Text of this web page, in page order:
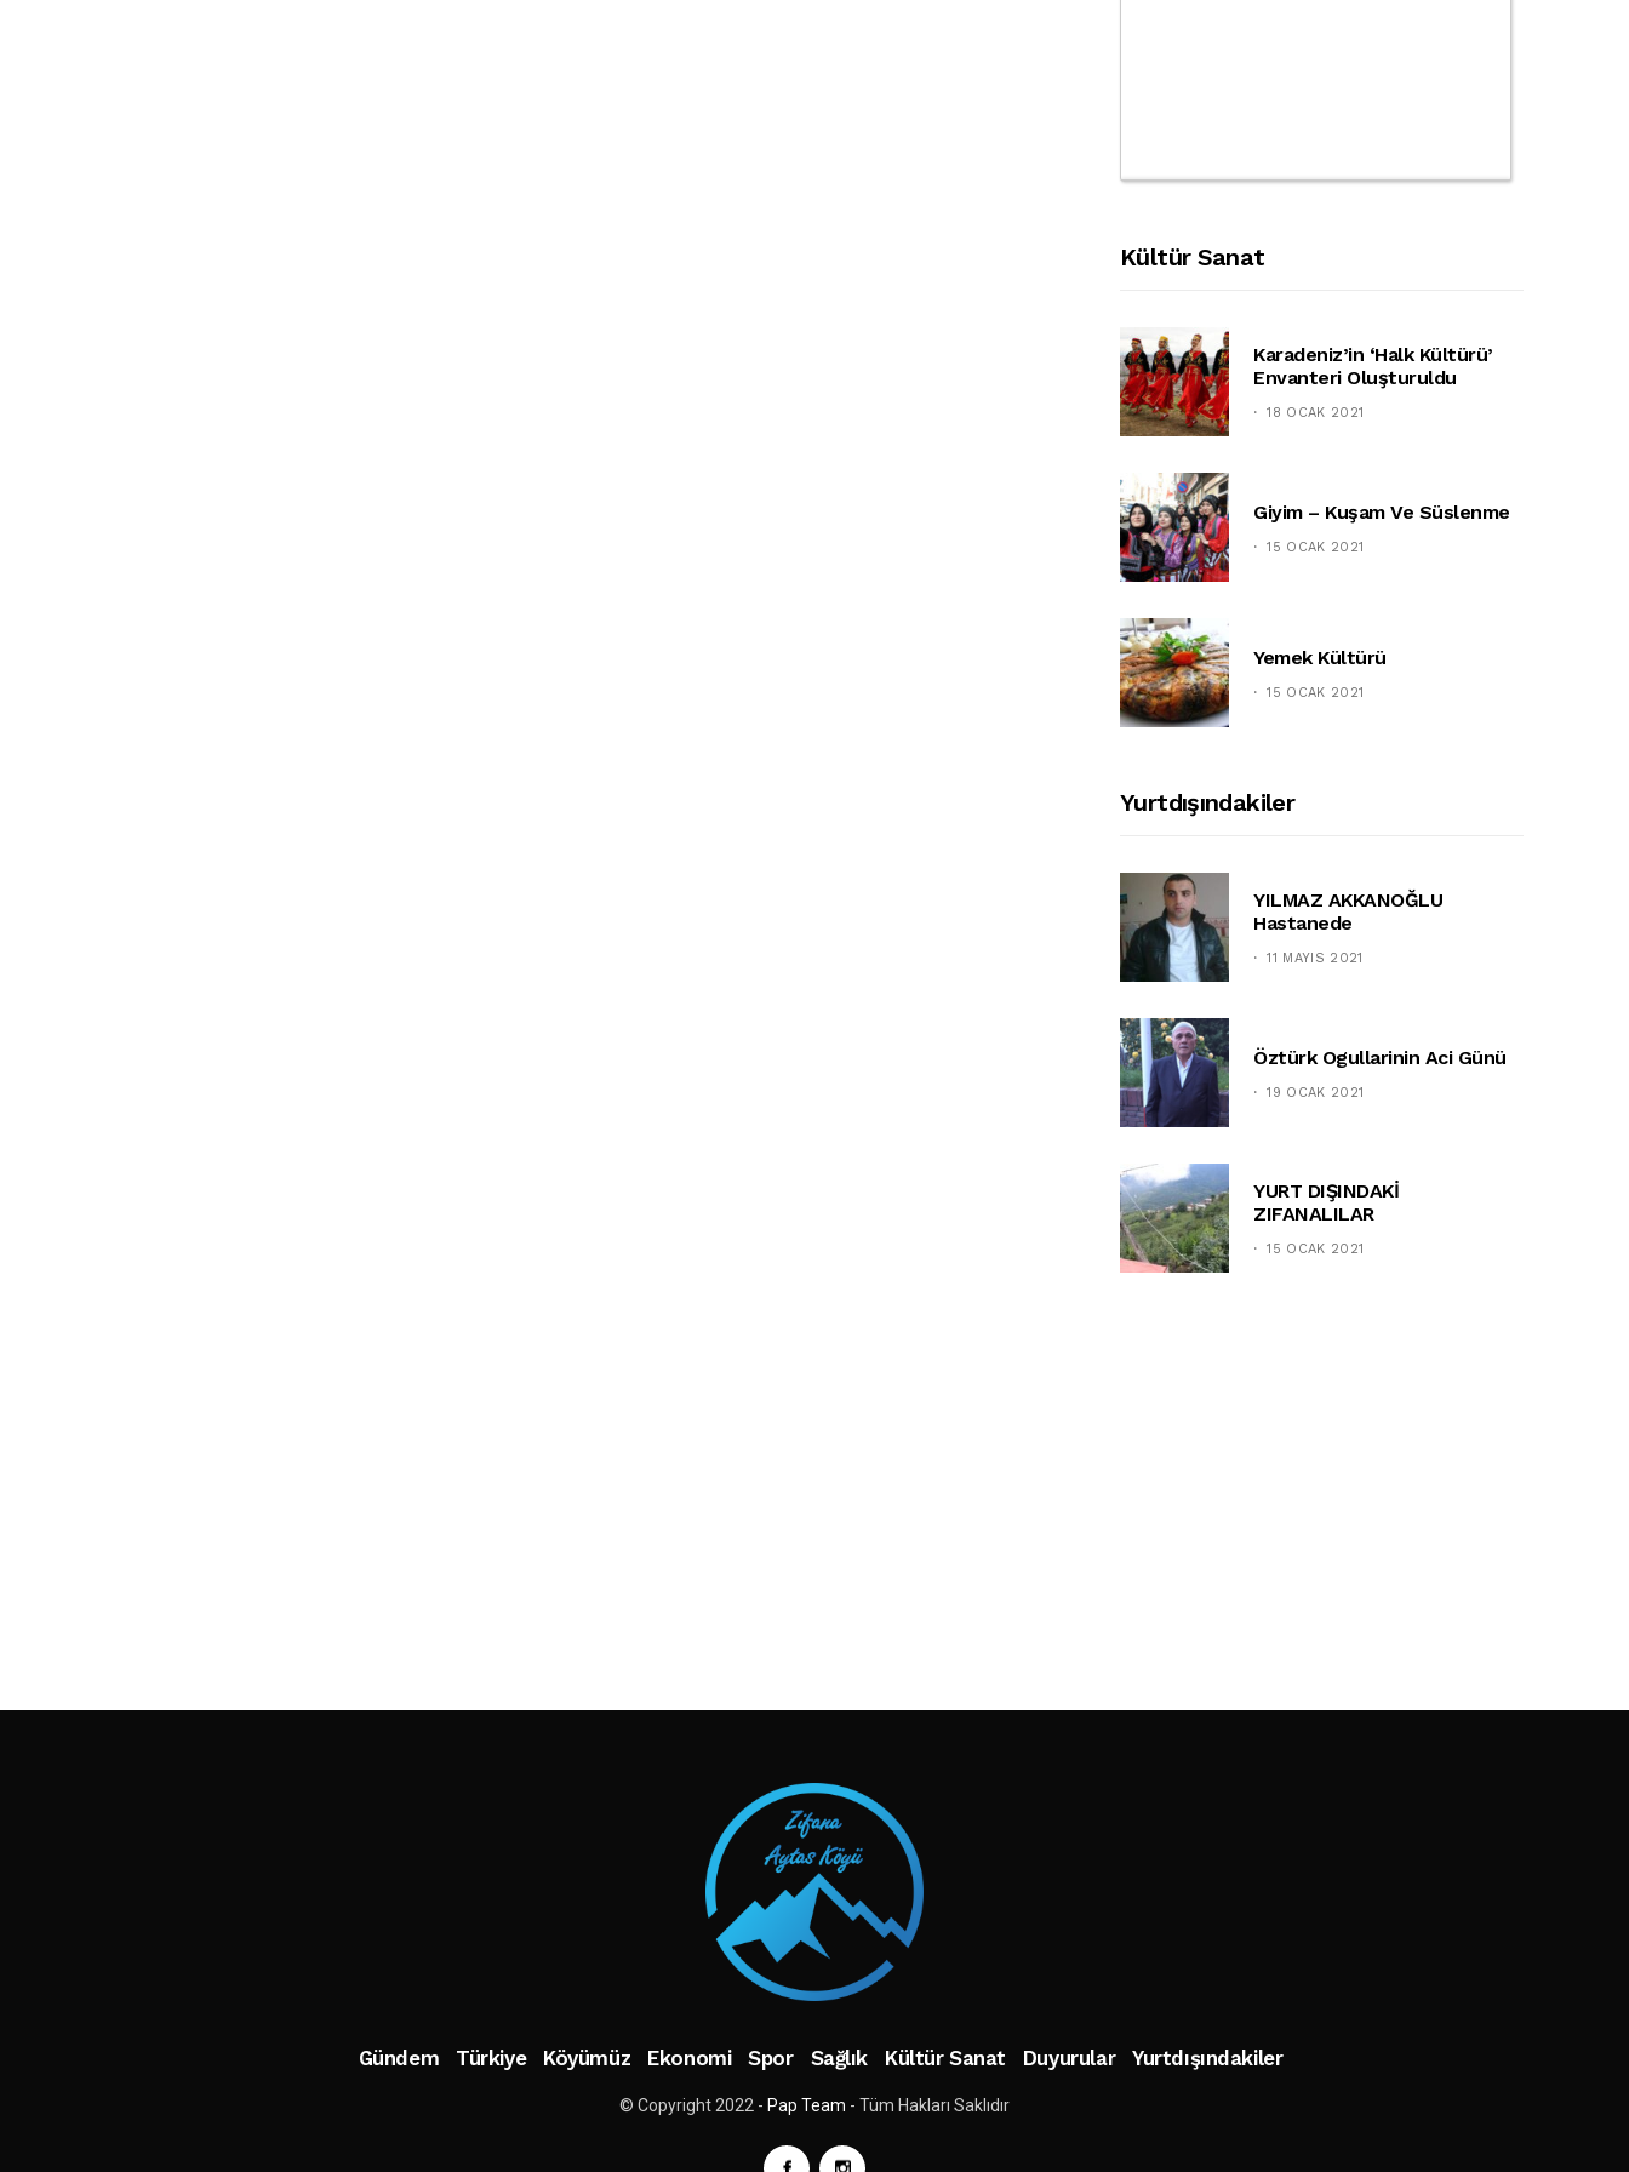
Kültür Sanat
Karadeniz’in ‘halk Kültürü’
Envanteri Oluşturuldu
18 OCAK 2021
Giyim – Kuşam Ve Süslenme
15 OCAK 2021
Yemek Kültürü
15 OCAK 2021
Yurtdışındakiler
YILMAZ AKKANOĞLU
Hastanede
11 MAYIS 2021
Öztürk Ogullarinin Aci Günü
19 OCAK 2021
YURT DIŞINDAKİ
ZIFANALILAR
15 OCAK 2021
TAKIP ET
Gündem Türkiye Köyümüz Ekonomi Spor Sağlık Kültür Sanat Duyurular Yurtdışındakiler
© Copyright 2022 - Pap Team - Tüm Hakları Saklıdır